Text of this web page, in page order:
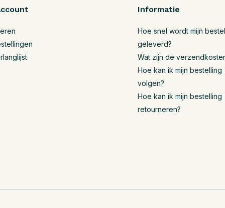
Informatie
Hoe snel wordt mijn
geleverd?
Wat zijn de
Hoe kan ik mijn bestelling
volgen?
Hoe kan ik mijn bestelling
retourneren?